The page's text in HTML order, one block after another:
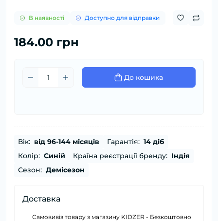
В наявності Доступно для відправки
184.00 грн
До кошика
Вік: від 96-144 місяців Гарантія: 14 діб
Колір: Синій Країна реєстрації бренду: Індія
Сезон: Демісезон
Доставка
Самовивіз товару з магазину KIDZER - Безкоштовно